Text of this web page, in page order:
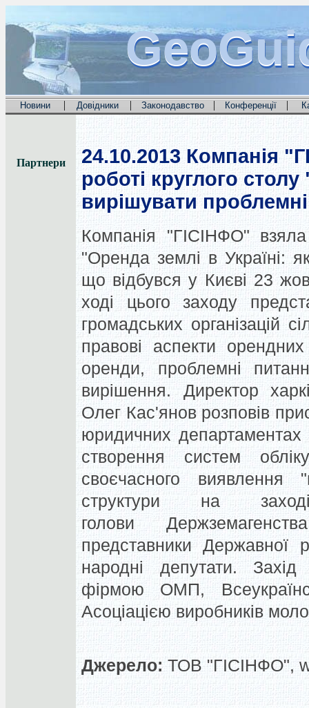
Новини | Довідники | Законодавство | Конференції |
Партнери 24.10.2013 Компанія
роботі круглого
вирішувати
Компанія "ГІСІНФО"
"Оренда землі в Україні:
що відбувся у Києві 23
ході цього заходу
громадських організацій
правові аспекти орендних
оренди, проблемні
вирішення. Директор
Олег Кас'янов розповів
юридичних департаментах
створення систем
своєчасного виявлення
структури на
голови
представники Державної
народні депутати.
фірмою ОМП,
Асоціацією виробників
Джерело: ТОВ "ГІСІНФО",